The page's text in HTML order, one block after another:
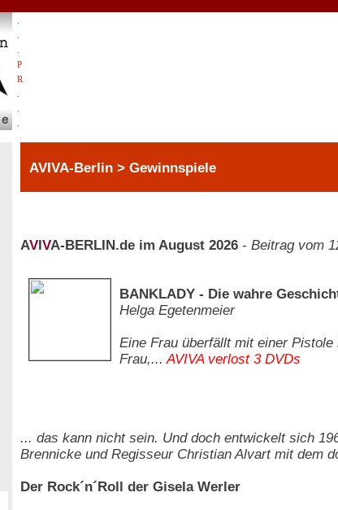
P
R
AVIVA-Berlin > Gewinnspiele
AV VA-BERLIN.de im August 2026 - Beitrag vom
BANKLADY - Die wahre
Helga Egetenmeier
Eine Frau überfällt mit einer
Frau,...AVIVA verlost 3 DVDs
... das kann nicht sein. Und doch entwickelt sich
Brennicke und Regisseur Christian Alvart mit dem
Der Rock´n´Roll der Gisela Werler